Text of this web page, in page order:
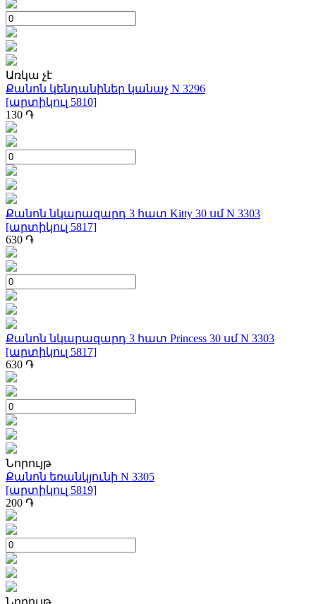
Առկա չէ
Քանոն կենդանիներ կանաչ N 3296
[արտիկուլ 5810]
130 ֏
Քանոն նկարազարդ 3 հատ Kitty 30 սմ N 3303
[արտիկուլ 5817]
630 ֏
Քանոն նկարազարդ 3 հատ Princess 30 սմ N 3303
[արտիկուլ 5817]
630 ֏
Նորույթ
Քանոն եռանկյունի N 3305
[արտիկուլ 5819]
200 ֏
Նորույթ